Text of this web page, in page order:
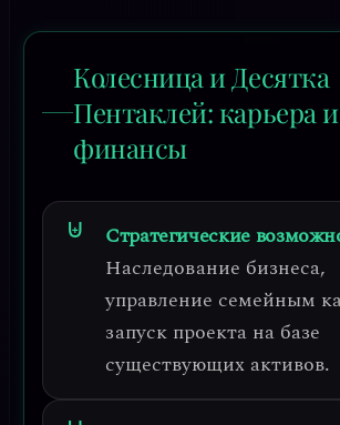
Колесница и Десятка
Пентаклей: карьера и
финансы
Стратегические
Наследование бизнеса,
управление семейным
запуск проекта на базе
существующих активов.